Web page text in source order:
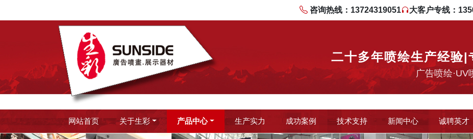
咨询热线：13724319051 大客户专线：
二十多年喷绘生产经验|
广告喷绘·UV
网站首页 关于生彩 产品中心 生产实力 成功案例 技术支持 新闻中心 诚聘英才